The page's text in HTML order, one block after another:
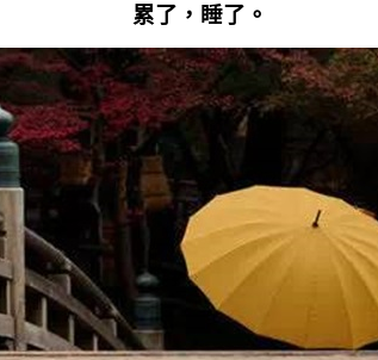
累了，睡了。